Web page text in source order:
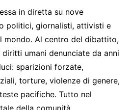
in diretta su nove
politici, giornalisti, attivisti e
mondo. Al centro del dibattito,
umani denunciate da anni
sparizioni forzate,
torture, violenze di genere,
pacifiche. Tutto nel
della comunità